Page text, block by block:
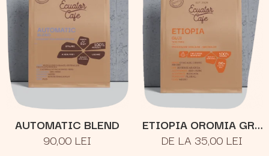
AUTOMATIC BLEND
90,00 LEI
ETIOPIA OROMIA GR.1
NATURAL
DE LA 35,00 LEI